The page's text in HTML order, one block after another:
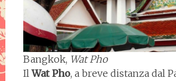
Bangkok, Wat Pho
IlWat Pho, a breve distanza dal